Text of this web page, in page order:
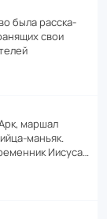
была расска­
свои
маршал
маньяк.
Иисуса…